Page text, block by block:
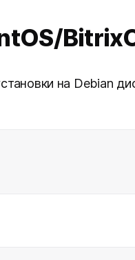
на Debian